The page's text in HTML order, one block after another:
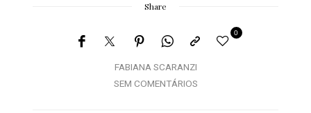
Share
FABIANA SCARANZI
0
SEM COMENTÁRIOS